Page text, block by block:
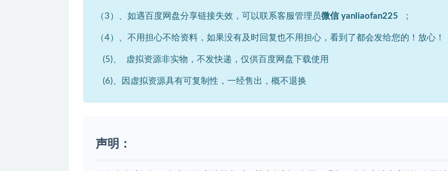
（3）、如遇百度网盘分享链接失效，可以联系客服管理员微信 yanliaofan225 ；
（4）、不用担心不给资料，如果没有及时回复也不用担心，看到了都会发给您的！放心！
(5)、 虚拟资源非实物，不发快递，仅供百度网盘下载使用
(6)、因虚拟资源具有可复制性，一经售出，概不退换
声明：